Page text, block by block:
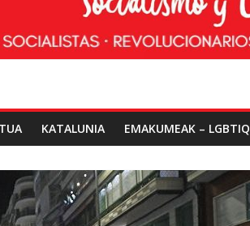
KATALUNIA EMAKUMEAK – LGBTIQ